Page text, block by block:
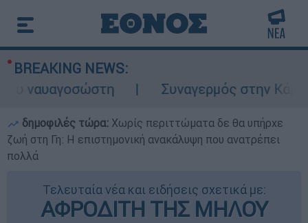
BREAKING NEWS:
Συναγερμός στην Κάρπαθο:
δημοφιλές τώρα: Χωρίς περιττώματα δε θα υπήρχε
ζωή στη Γη: Η επιστημονική ανακάλυψη που ανατρέπει
πολλά
Τελευταία νέα και ειδήσεις σχετικά με:
ΑΦΡΟΔΙΤΗ ΤΗΣ ΜΗΛΟΥ